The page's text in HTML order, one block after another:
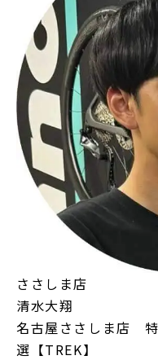
ささしま店
清水大翔
名古屋ささしま店
選【TREK】